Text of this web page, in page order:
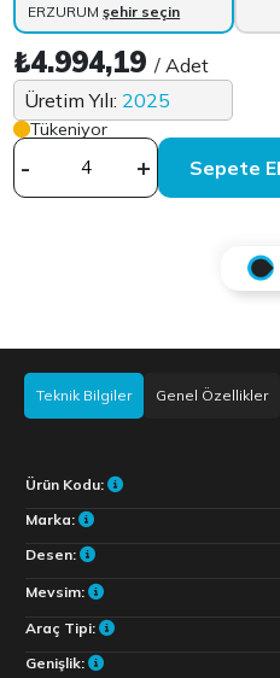
ERZURUMşehir seçin
₺4.994,19/ Adet
Üretim Yılı: 2025
Tükeniyor
- +
Teknik Bilgiler Genel Özellikler
Ürün Kodu:
Marka:
Desen:
Mevsim:
Araç Tipi:
Genişlik: